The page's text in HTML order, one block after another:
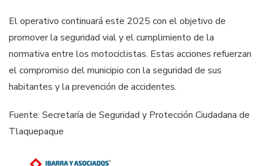
El operativo continuará este 2025 con el objetivo de
promover la seguridad vial y el cumplimiento de la
normativa entre los motociclistas. Estas acciones refuerzan
el compromiso del municipio con la seguridad de sus
habitantes y la prevención de accidentes.
Fuente: Secretaría de Seguridad y Protección Ciudadana de
Tlaquepaque